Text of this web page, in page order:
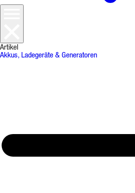
Artikel
Akkus, Ladegeräte & Generatoren